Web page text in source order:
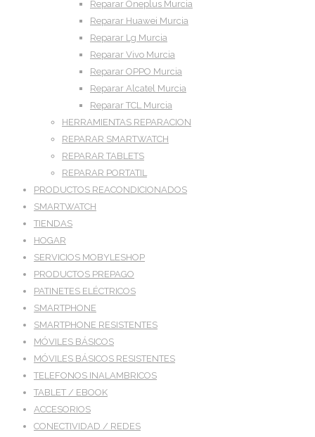
Reparar Oneplus Murcia
Reparar Huawei Murcia
Reparar Lg Murcia
Reparar Vivo Murcia
Reparar OPPO Murcia
Reparar Alcatel Murcia
Reparar TCL Murcia
HERRAMIENTAS REPARACION
REPARAR SMARTWATCH
REPARAR TABLETS
REPARAR PORTATIL
PRODUCTOS REACONDICIONADOS
SMARTWATCH
TIENDAS
HOGAR
SERVICIOS MOBYLESHOP
PRODUCTOS PREPAGO
PATINETES ELÉCTRICOS
SMARTPHONE
SMARTPHONE RESISTENTES
MÓVILES BÁSICOS
MÓVILES BÁSICOS RESISTENTES
TELEFONOS INALAMBRICOS
TABLET / EBOOK
ACCESORIOS
CONECTIVIDAD / REDES